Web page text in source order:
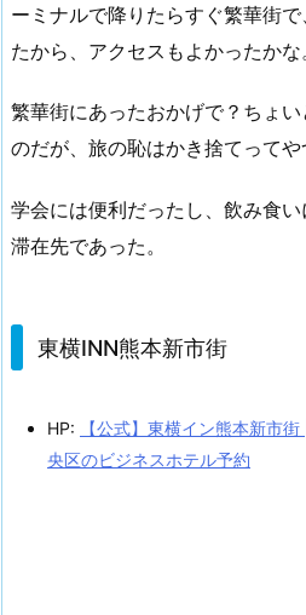
ーミナルで降りたらすぐ繁華街
たから、アクセスもよかったかな
繁華街にあったおかげで？ちょ
のだが、旅の恥はかき捨てってや
学会には便利だったし、飲み食
滞在先であった。
東横INN熊本新市街
HP:
【公式】東横イン熊本新市
央区のビジネスホテル予約